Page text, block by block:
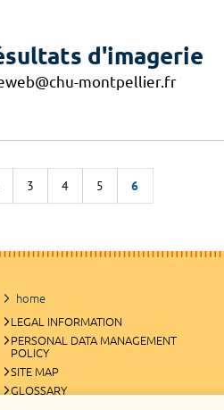
d'imagerie
montpellier.fr
3 4 5 6
home
LEGAL INFORMATION
PERSONAL DATA MANAGEMENT
POLICY
SITE MAP
GLOSSARY